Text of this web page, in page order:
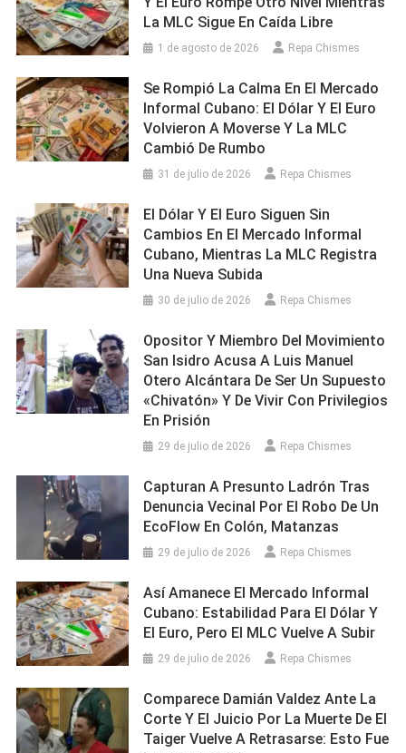
La MLC Sigue En Caída Libre
1 de agosto de 2026 Repa Chismes
Se Rompió La Calma En El Mercado
Informal Cubano: El Dólar Y El Euro
Volvieron A Moverse Y La MLC
Cambió De Rumbo
31 de julio de 2026 Repa Chismes
El Dólar Y El Euro Siguen Sin
Cambios En El Mercado Informal
Cubano, Mientras La MLC Registra
Una Nueva Subida
30 de julio de 2026 Repa Chismes
Opositor Y Miembro Del Movimiento
San Isidro Acusa A Luis Manuel
Otero Alcántara De Ser Un Supuesto
«chivatón» Y De Vivir Con Privilegios
En Prisión
29 de julio de 2026 Repa Chismes
Capturan A Presunto Ladrón Tras
Denuncia Vecinal Por El Robo De Un
EcoFlow En Colón, Matanzas
29 de julio de 2026 Repa Chismes
Así Amanece El Mercado Informal
Cubano: Estabilidad Para El Dólar Y
El Euro, Pero El MLC Vuelve A Subir
29 de julio de 2026 Repa Chismes
Comparece Damián Valdez Ante La
Corte Y El Juicio Por La Muerte De El
Taiger Vuelve A Retrasarse: Esto Fue